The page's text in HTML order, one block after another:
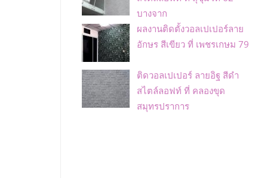
บางจาก
ผลงานติดตั้งวอลเปเปอร์ลาย
อักษร สีเขียว ที่ เพชรเกษม 79
ติดวอลเปเปอร์ ลายอิฐ สีดำ
สไตล์ลอฟท์ ที่ คลองขุด
สมุทรปราการ